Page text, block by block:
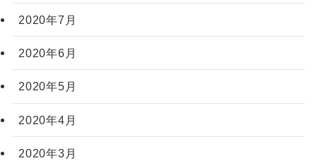
2020年7月
2020年6月
2020年5月
2020年4月
2020年3月